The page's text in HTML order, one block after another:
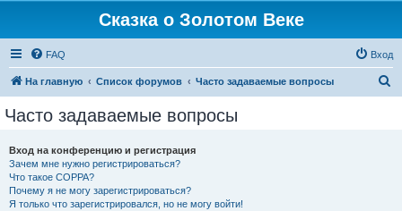
Сказка о Золотом Веке
FAQ Вход
На главную Список форумов Часто задаваемые вопросы
Часто задаваемые вопросы
Вход на конференцию и регистрация
Зачем мне нужно регистрироваться?
Что такое COPPA?
Почему я не могу зарегистрироваться?
Я только что зарегистрировался, но не могу войти!